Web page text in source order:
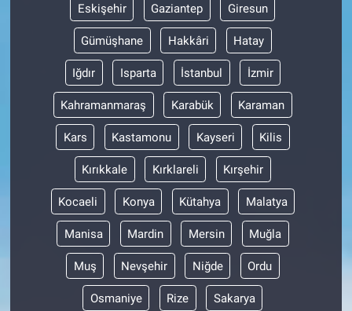
Eskişehir Gaziantep Giresun
Gümüşhane Hakkâri Hatay
Iğdır Isparta İstanbul İzmir
Kahramanmaraş Karabük Karaman
Kars Kastamonu Kayseri Kilis
Kırıkkale Kırklareli Kırşehir
Kocaeli Konya Kütahya Malatya
Manisa Mardin Mersin Muğla
Muş Nevşehir Niğde Ordu
Osmaniye Rize Sakarya